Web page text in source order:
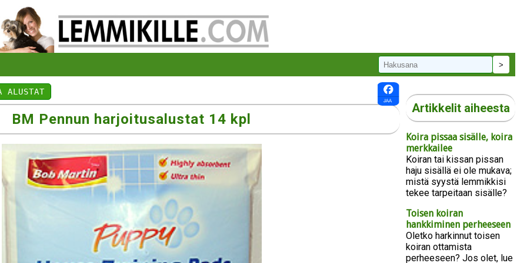
BM Pennun harjoitusalustat 14 kpl
Artikkelit aiheesta
Koira pissaa sisälle, koira
merkkailee
Koiran tai kissan pissan
haju sisällä ei ole mukava;
mistä syystä lemmikkisi
tekee tarpeitaan sisälle?
Toisen koiran
hankkiminen perheeseen
Oletko harkinnut toisen
koiran ottamista
perheeseen? Jos olet, lue